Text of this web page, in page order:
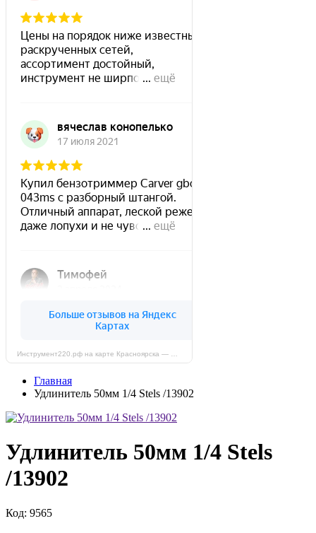
Главная
Удлинитель 50мм 1/4 Stels /13902
Удлинитель 50мм 1/4 Stels
/13902
Код: 9565